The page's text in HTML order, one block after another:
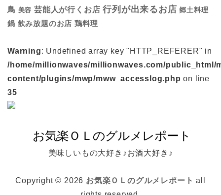
鳥 美容 芸能人が行くお店 行列が出来るお店 郷土料理
鍋 飲み放題のお店 鶏料理
Warning: Undefined array key "HTTP_REFERER" in
/home/millionwaves/millionwaves.com/public_html/
content/plugins/mwp/mww_accesslog.php on line
35
美味しいもの大好き♪お酒大好き♪
Copyright © 2026 お気楽ＯＬのグルメレポート all